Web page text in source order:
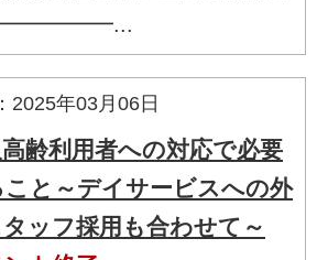
2025年03月06日
齢利用者への対応で必要
こと～デイサービスへの外
タッフ採用も合わせて～